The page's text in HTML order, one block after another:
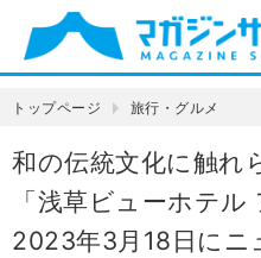
トップページ 旅行・グルメ
和の伝統文化に触れ
「浅草ビューホテ
2023年3月18日にニ